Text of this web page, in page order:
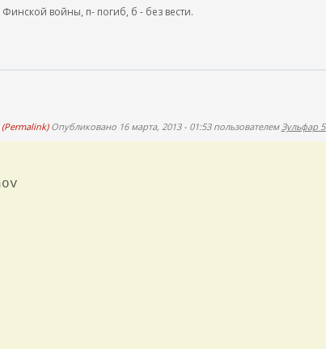
войны, п- погиб, б - без вести.
Опубликовано 16 марта, 2013 - 01:53 пользователемЗульфар